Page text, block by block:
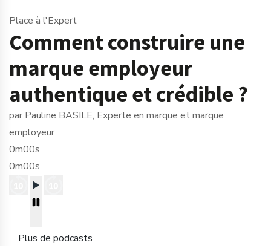
Place à l'Expert
Comment construire une
marque employeur
authentique et crédible ?
par Pauline BASILE, Experte en marque et marque
employeur
0m00s
0m00s
Plus de podcasts